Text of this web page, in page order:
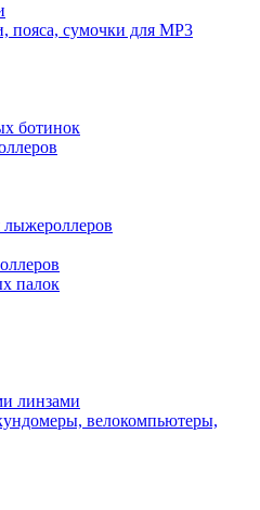
сумочки для MP3
ботинок
палок
линзами
велокомпьютеры,